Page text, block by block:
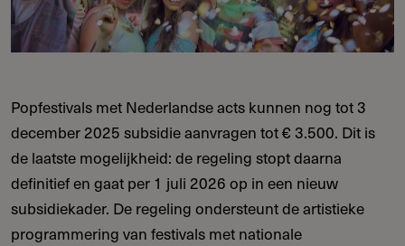
Popfestivals met Nederlandse acts kunnen nog tot 3
december 2025 subsidie aanvragen tot € 3.500. Dit is
de laatste mogelijkheid: de regeling stopt daarna
definitief en gaat per 1 juli 2026 op in een nieuw
subsidiekader. De regeling ondersteunt de artistieke
programmering van festivals met nationale